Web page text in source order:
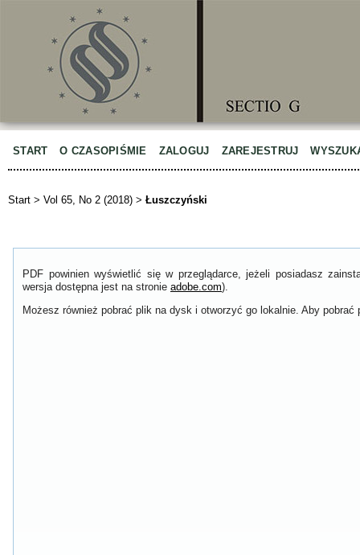
START O CZASOPIŚMIE ZALOGUJ ZAREJESTRUJ
Start > Vol 65, No 2 (2018) > Łuszczyński
PDF powinien wyświetlić się w przeglądarce, jeżeli posiadasz
wersja dostępna jest na stronie adobe.com).
Możesz również pobrać plik na dysk i otworzyć go lokalnie. Aby